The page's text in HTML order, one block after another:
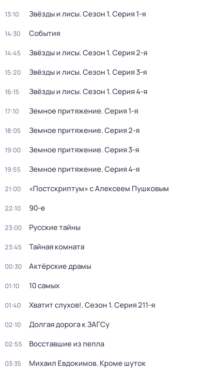
13:10 Звёзды и лисы. Сезон 1. Серия 1-я
14:30 События
14:45 Звёзды и лисы. Сезон 1. Серия 2-я
15:20 Звёзды и лисы. Сезон 1. Серия 3-я
16:15 Звёзды и лисы. Сезон 1. Серия 4-я
17:10 Земное притяжение. Серия 1-я
18:05 Земное притяжение. Серия 2-я
19:00 Земное притяжение. Серия 3-я
19:55 Земное притяжение. Серия 4-я
21:00 «Постскриптум» с Алексеем Пушковым
22:10 90-е
23:00 Русские тайны
23:45 Тайная комната
00:30 Актёрские драмы
01:10 10 самых
01:40 Хватит слухов!. Сезон 1. Серия 211-я
02:10 Долгая дорога к ЗАГСу
02:55 Восставшие из пепла
03:35 Михаил Евдокимов. Кроме шуток